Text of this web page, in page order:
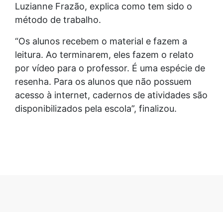
Luzianne Frazão, explica como tem sido o
método de trabalho.
“Os alunos recebem o material e fazem a
leitura. Ao terminarem, eles fazem o relato
por vídeo para o professor. É uma espécie de
resenha. Para os alunos que não possuem
acesso à internet, cadernos de atividades são
disponibilizados pela escola”, finalizou.